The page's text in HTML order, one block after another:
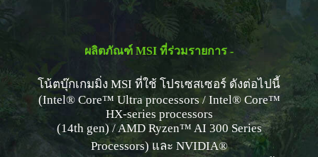
ผลิตภัณฑ์ MSI ที่ร่วมรายการ -
โน้ตบุ๊กเกมมิ่ง MSI ที่ใช้ โปรเซสเซอร์ ดังต่อไปนี้
(Intel® Core™ Ultra processors / Intel® Core™
HX-series processors
(14th gen) / AMD Ryzen™ AI 300 Series
Processors) และ NVIDIA®